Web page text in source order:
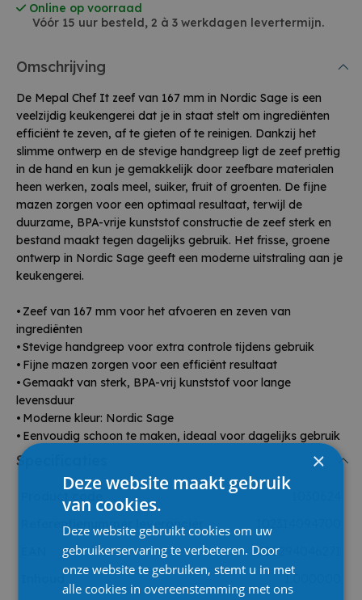
Online op voorraad
Vóór 15 uur besteld, 2 à 3 werkdagen levertermijn.
Omschrijving
De Mepal Chef It zeef van 167 mm in Nordic Sage is een
veelzijdig keukengerei dat je in staat stelt om ingrediënten
efficiënt te zeven, af te gieten of te reinigen. Dankzij het
slimme ontwerp en de stevige handgreep ligt de zeef prettig
in de hand en kun je gemakkelijk door zeefbare materialen
heen werken, zoals meel, suiker, fruit of groenten. De fijne
mazen zorgen voor een optimaal resultaat, terwijl de
duurzame, BPA-vrije kunststof constructie de zeef sterk en
bestand maakt tegen dagelijks gebruik. Het frisse, groene
ontwerp in Nordic Sage geeft een moderne uitstraling aan je
keukengerei.
• Zeef van 167 mm voor het afvoeren en zeven van
ingrediënten
• Stevige handgreep voor extra controle tijdens gebruik
• Fijne mazen zorgen voor een efficiënt resultaat
• Gemaakt van sterk, BPA-vrij kunststof voor lange
levensduur
• Moderne kleur: Nordic Sage
• Eenvoudig schoon te maken, ideaal voor dagelijks gebruik
Specificaties
Referentienummer leverancier
8720294046271
Inhoud
1.000000
×
Deze website maakt gebruik
van cookies.
Deze website gebruikt cookies om uw
gebruikerservaring te verbeteren. Door
onze website te gebruiken, stemt u in met
alle cookies in overeenstemming met ons